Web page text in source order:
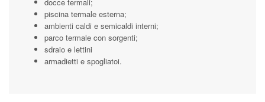
piscina termale esterna;
ambienti caldi e semicaldi interni;
parco termale con sorgenti;
sdraio e lettini
armadietti e spogliatoi.